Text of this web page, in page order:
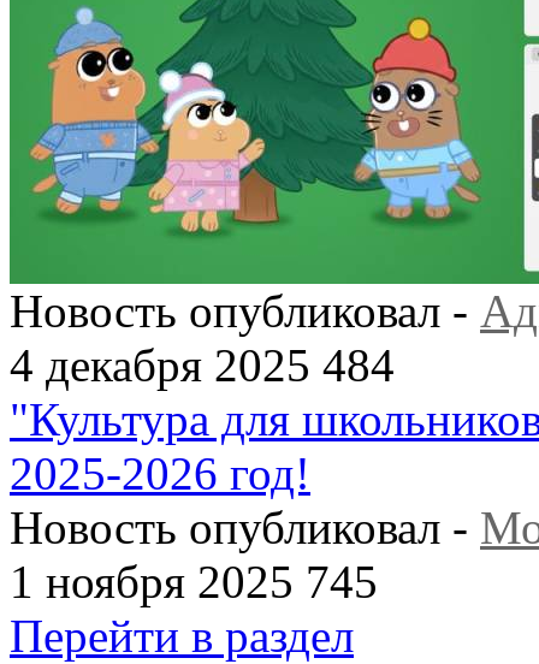
Новость опубликовал -
4 декабря 2025 484
"Культура для
2025-2026 год!
Новость опубликовал -
1 ноября 2025 745
Перейти в раздел